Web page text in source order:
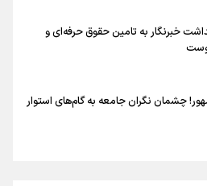
خبرنگار به تامین حقوق حرفه‌ای و
چشمان نگران جامعه به گام‌های استوار